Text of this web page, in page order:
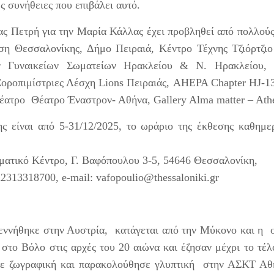
συνήθειες που επιβάλει αυτό.
Πετρή για την Μαρία Κάλλας έχει προβληθεί από πολλούς
Θεσσαλονίκης, Δήμο Πειραιά, Κέντρο Τέχνης
Γυναικείων Σωματείων Ηρακλείου & Ν. Ηρακλείου,
Λέσχη Lions Πειραιάς, AHEPA Chapter HJ-
Θέατρο Έναστρον- Αθήνα, Gallery Alma matter –
είναι από 5-31/12/2025, το ωράριο της έκθεσης
Κέντρο, Γ. Βαφόπουλου 3-5, 54646 Θεσσαλονίκη,
e-mail: vafopoulio@thessaloniki.gr
στην Αυστρία, κατάγεται από την Μύκονο και η
Βόλο στις αρχές του 20 αιώνα και έζησαν μέχρι το
ζωγραφική και παρακολούθησε γλυπτική στην ΑΣΚΤ
Eφηβική Aκαδημία Θεάτρου απο τις Μορφές
Έκφρασης
ΕΞΩ
ΑΚΑΔΗΜΙΑ ΘΕΑΤΡΟΥ
είσαι 13-17 ετών και το όνειρό σου είναι το θέατρο, έλα να
συμμετοχή γιατί τα η παράσταση σε περιμένει! (22
– 3 Ιουλίου)
τις Μορφές Έκφρασης
Ακαδημία - 5ο Master Class θεάτρου 2026
ΙΟΥΝΙΟΥ – 3 ΙΟΥΛΙΟΥ
συνεχόμενη επιτυχημένη θεατρική χρονιά
δεύτερη συνεχόμενη χρονιά το Βραβείο Καλύτερης
από το κοινό του «Ζω ένα Δράμα»